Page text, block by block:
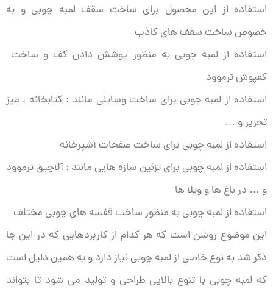
استفاده از این محصول برای ساخت سقف لمبه چوبی و به
خصوص ساخت سقف های کاذب
استفاده از لمبه چوبی به منظور پوشش دادن کف و ساخت
کفپوش ترموود
استفاده از لمبه چوبی برای ساخت وسایلی مانند : کتابخانه ، میز
تحریر و …
استفاده از لمبه چوبی برای ساخت صفحات آشپرخانه
استفاده از لمبه چوبی برای تزئین سازه هایی مانند : آلاچیق ترموود
و … در باغ ها و ویلا ها
استفاده از لمبه چوبی به منظور ساخت قفسه های چوبی مختلف
این موضوع روشن است که هر کدام از کاربردهایی که در این جا
ذکر شد به نوع خاصی از لمبه چوبی نیاز دارد و به همین دلیل است
که لمبه چوبی با تنوع بالایی طراحی و تولید می شود تا بتواند